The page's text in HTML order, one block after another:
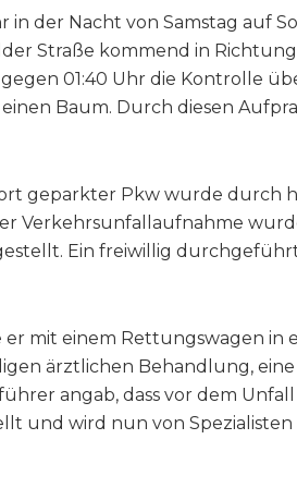
der Nacht von Samstag auf
Straße kommend in
01:40 Uhr die Kontrolle
Baum. Durch diesen
geparkter Pkw wurde durch
Verkehrsunfallaufnahme
Ein freiwillig
mit einem Rettungswagen in
ärztlichen Behandlung,
angab, dass vor dem Unfall
und wird nun von